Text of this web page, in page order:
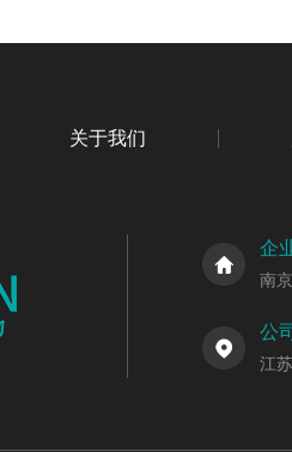
关于我们
企
南
公
江